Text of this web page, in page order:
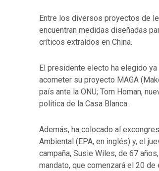
Entre los diversos proyectos de
encuentran medidas diseñadas
críticos extraídos en China.
El presidente electo ha elegido
acometer su proyecto MAGA
país ante la ONU; Tom Homan,
política de la Casa Blanca.
Además, ha colocado al
Ambiental (EPA, en inglés) y, el
campaña, Susie Wiles, de 67
mandato, que comenzará el 20 de